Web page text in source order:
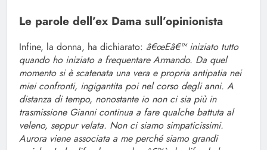
Le parole dell’ex Dama sull’opinionista
Infine, la donna, ha dichiarato: â€œEâ€™ iniziato tutto
quando ho iniziato a frequentare Armando. Da quel
momento si è scatenata una vera e propria antipatia nei
miei confronti, ingigantita poi nel corso degli anni. A
distanza di tempo, nonostante io non ci sia più in
trasmissione Gianni continua a fare qualche battuta al
veleno, seppur velata. Non ci siamo simpaticissimi.
Aurora viene associata a me perché siamo grandi